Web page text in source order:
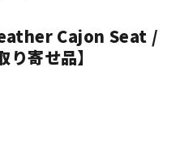
Cajon Seat /
寄せ品】